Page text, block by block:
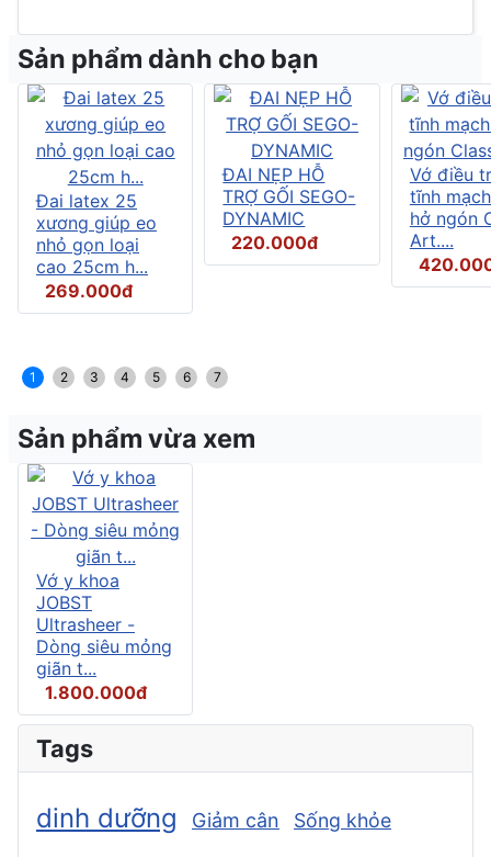
Sản phẩm dành cho bạn
Đai latex 25
xương giúp eo
nhỏ gọn loại
cao 25cm h...
269.000đ
ĐAI NẸP HỖ
TRỢ GỐI SEGO-
DYNAMIC
220.000đ
Vớ điều
tĩnh
hở ngón
Art....
1 2 3 4 5 6 7
Sản phẩm vừa xem
Vớ y khoa
JOBST
Ultrasheer -
Dòng siêu mỏng
giãn t...
1.800.000đ
Tags
dinh dưỡng Giảm cân Sống khỏe